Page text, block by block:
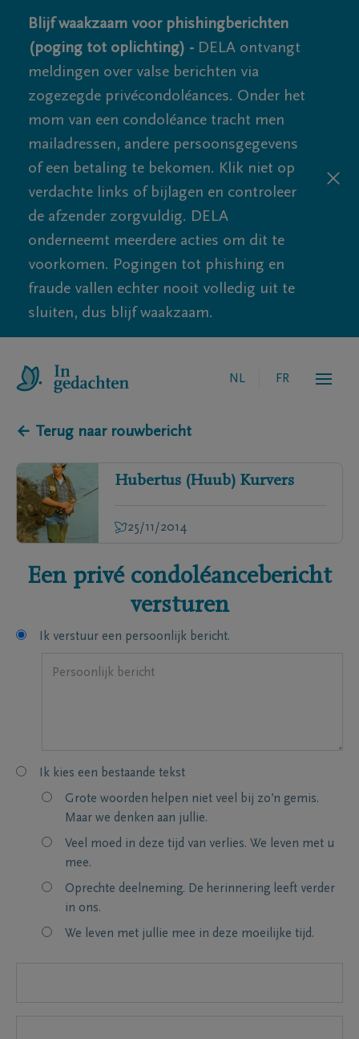
Blijf waakzaam voor phishingberichten
(poging tot oplichting) - DELA ontvangt
meldingen over valse berichten via
zogezegde privécondoléances. Onder het
mom van een condoléance tracht men
mailadressen, andere persoonsgegevens
of een betaling te bekomen. Klik niet op
verdachte links of bijlagen en controleer
de afzender zorgvuldig. DELA
onderneemt meerdere acties om dit te
voorkomen. Pogingen tot phishing en
fraude vallen echter nooit volledig uit te
sluiten, dus blijf waakzaam.
NL FR
← Terug naar rouwbericht
Hubertus (Huub) Kurvers
25/11/2014
Een privé condoléancebericht
versturen
Ik verstuur een persoonlijk bericht.
Ik kies een bestaande tekst
Grote woorden helpen niet veel bij zo’n gemis.
Maar we denken aan jullie.
Veel moed in deze tijd van verlies. We leven met u
mee.
Oprechte deelneming. De herinnering leeft verder
in ons.
We leven met jullie mee in deze moeilijke tijd.